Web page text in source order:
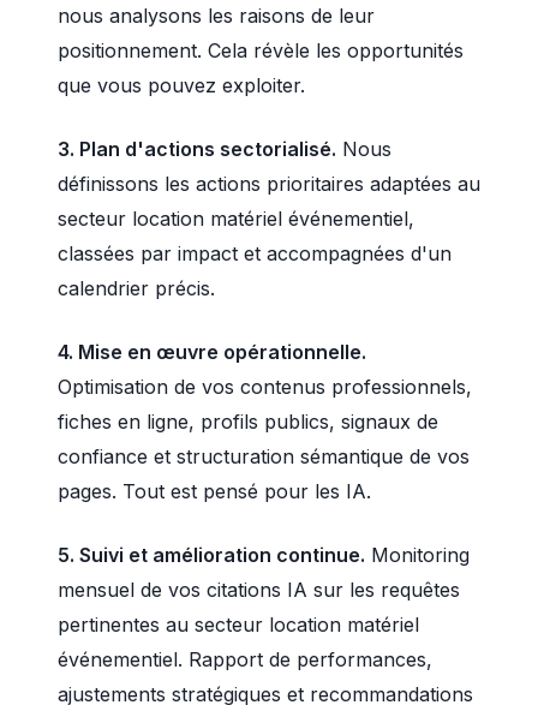
nous analysons les raisons de leur
positionnement. Cela révèle les opportunités
que vous pouvez exploiter.
3. Plan d'actions sectorialisé. Nous
définissons les actions prioritaires adaptées au
secteur location matériel événementiel,
classées par impact et accompagnées d'un
calendrier précis.
4. Mise en œuvre opérationnelle.
Optimisation de vos contenus professionnels,
fiches en ligne, profils publics, signaux de
confiance et structuration sémantique de vos
pages. Tout est pensé pour les IA.
5. Suivi et amélioration continue. Monitoring
mensuel de vos citations IA sur les requêtes
pertinentes au secteur location matériel
événementiel. Rapport de performances,
ajustements stratégiques et recommandations